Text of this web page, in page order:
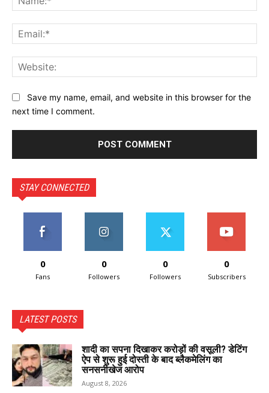
Save my name, email, and website in this browser for the
next time I comment.
STAY CONNECTED
0
Fans
0
Followers
0
Followers
0
Subscribers
LATEST POSTS
शादी का सपना दिखाकर करोड़ों की वसूली? डेटिंग
ऐप से शुरू हुई दोस्ती के बाद ब्लैकमेलिंग का
सनसनीखेज आरोप
August 8, 2026